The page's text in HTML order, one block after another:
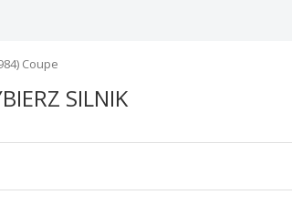
Coupe
SILNIK